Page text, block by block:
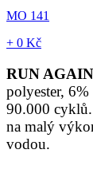
MO 141
+ 0 Kč
RUN
polyester,
90.000 cyklů.
na malý
vodou.